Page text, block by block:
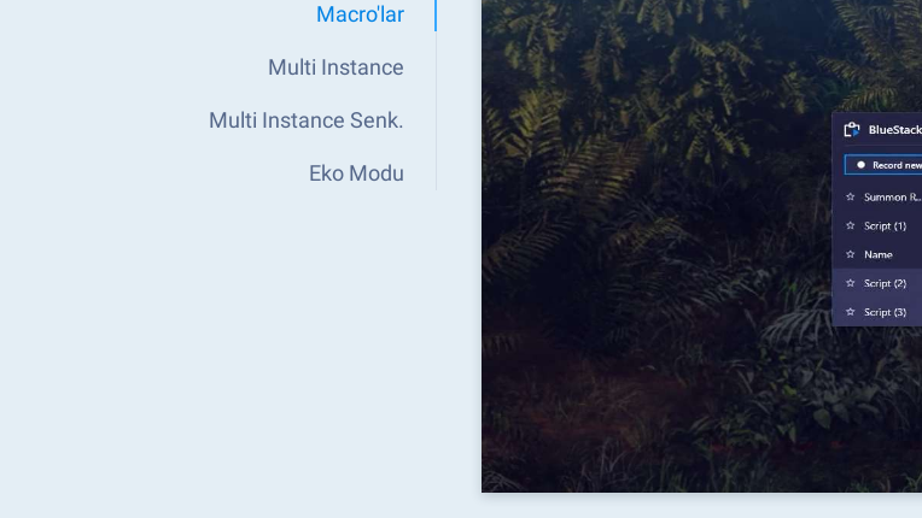
Macro'lar
Multi Instance
Multi Instance Senk.
Eko Modu